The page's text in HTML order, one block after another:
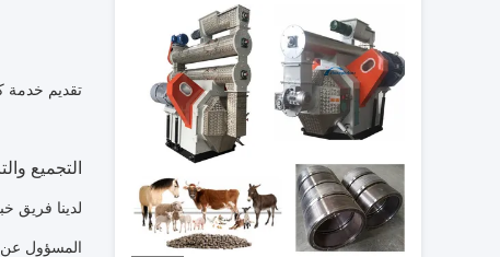
تقديم خدمة
التجميع
لدينا فريق
المسؤول عن